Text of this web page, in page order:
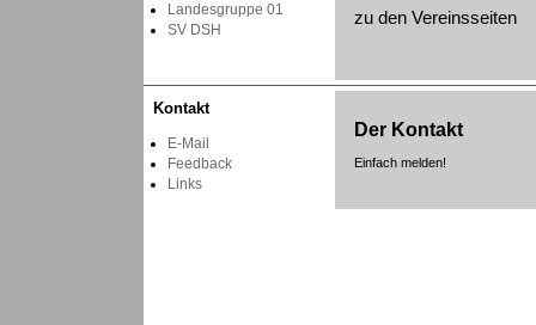
Landesgruppe 01
SV DSH
zu den Vereinsseiten
Kontakt
E-Mail
Feedback
Links
Der Kontakt
Einfach melden!